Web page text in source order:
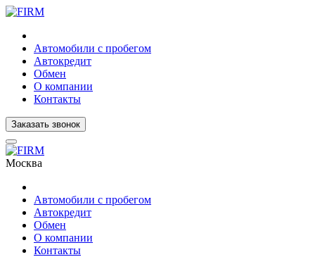
Автомобили с пробегом
Автокредит
Обмен
О компании
Контакты
Заказать звонок
Москва
Автомобили с пробегом
Автокредит
Обмен
О компании
Контакты